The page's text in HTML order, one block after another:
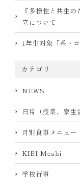
『多様性と共生
立について
1年生対象「系・
カテゴリ
NEWS
日常（授業、寮生
月別食事メニュー
KIBI Meshi
学校行事